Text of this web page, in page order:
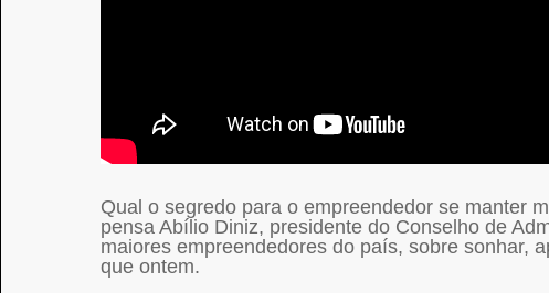
Qual o segredo para o empreendedor se manter
pensa Abílio Diniz, presidente do Conselho de
maiores empreendedores do país, sobre sonhar,
que ontem.